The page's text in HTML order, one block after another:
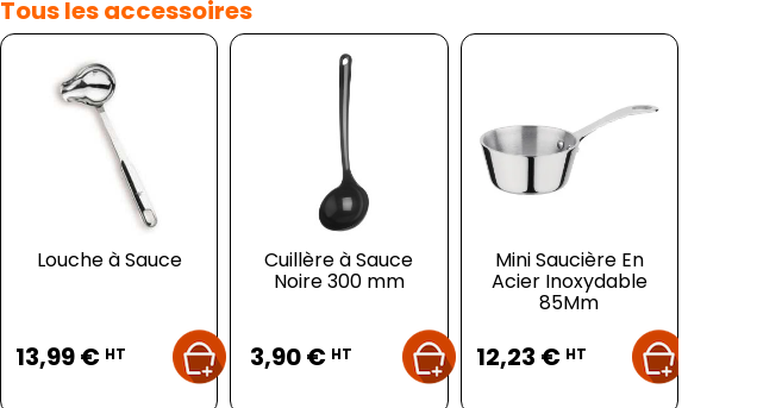
Tous les accessoires
Louche à Sauce
13,99 € HT
Cuillère à Sauce
Noire 300 mm
3,90 € HT
Mini Saucière En
Acier Inoxydable
85Mm
12,23 € HT